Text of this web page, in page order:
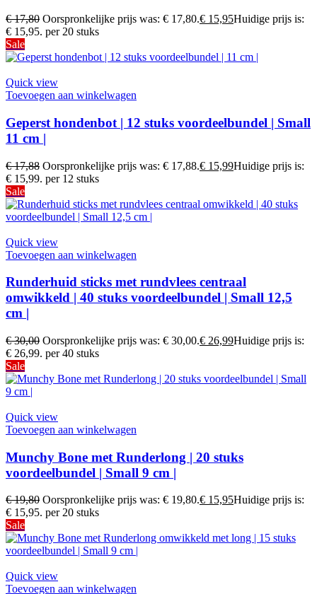
€17,80 Oorspronkelijke prijs was: € 17,80.€ 15,95Huidige prijs is:
€ 15,95. per 20 stuks
Sale
Quick view
Toevoegen aan winkelwagen
Geperst hondenbot | 12 stuks voordeelbundel | Small
11 cm |
€17,88 Oorspronkelijke prijs was: € 17,88.€ 15,99Huidige prijs is:
€ 15,99. per 12 stuks
Sale
Quick view
Toevoegen aan winkelwagen
Runderhuid sticks met rundvlees centraal
omwikkeld | 40 stuks voordeelbundel | Small 12,5
cm |
€30,00 Oorspronkelijke prijs was: € 30,00.€ 26,99Huidige prijs is:
€ 26,99. per 40 stuks
Sale
Quick view
Toevoegen aan winkelwagen
Munchy Bone met Runderlong | 20 stuks
voordeelbundel | Small 9 cm |
€19,80 Oorspronkelijke prijs was: € 19,80.€ 15,95Huidige prijs is:
€ 15,95. per 20 stuks
Sale
Quick view
Toevoegen aan winkelwagen